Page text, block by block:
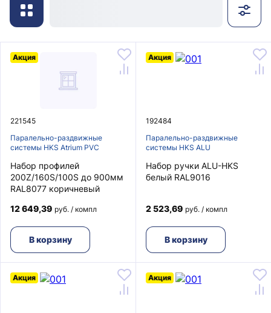
221545
Паралельно-раздвижные
системы HKS Atrium PVC
Акция
Набор профилей
200Z/160S/100S до 900мм
RAL8077 коричневый
12 649,39 руб. / компл
В корзину
192484
Паралельно-раздвижные
системы HKS ALU
Акция
Набор ручки ALU-HKS
белый RAL9016
2 523,69 руб. / компл
В корзину
Акция Акция